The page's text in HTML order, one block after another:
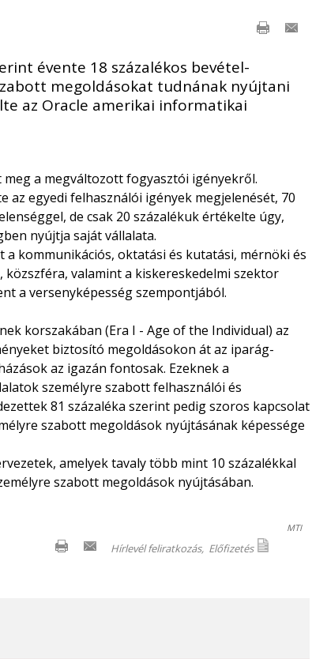
évente 18 százalékos bevétel-
megoldásokat tudnának nyújtani
az Oracle amerikai informatikai
a megváltozott fogyasztói igényekről.
az egyedi felhasználói igények megjelenését, 70
de csak 20 százalékuk értékelte úgy,
nyújtja saját vállalata.
kommunikációs, oktatási és kutatási, mérnöki és
valamint a kiskereskedelmi szektor
a versenyképesség szempontjából.
korszakában (Era I - Age of the Individual) az
biztosító megoldásokon át az iparág-
az igazán fontosak. Ezeknek a
személyre szabott felhasználói és
81 százaléka szerint pedig szoros kapcsolat
szabott megoldások nyújtásának képessége
amelyek tavaly több mint 10 százalékkal
szabott megoldások nyújtásában.
MTI
Előfizetés
Hírlevél feliratkozás,